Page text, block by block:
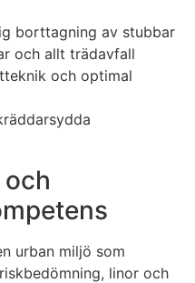
borttagning av stubbar
och allt trädavfall
och optimal
urban miljö som
linor och